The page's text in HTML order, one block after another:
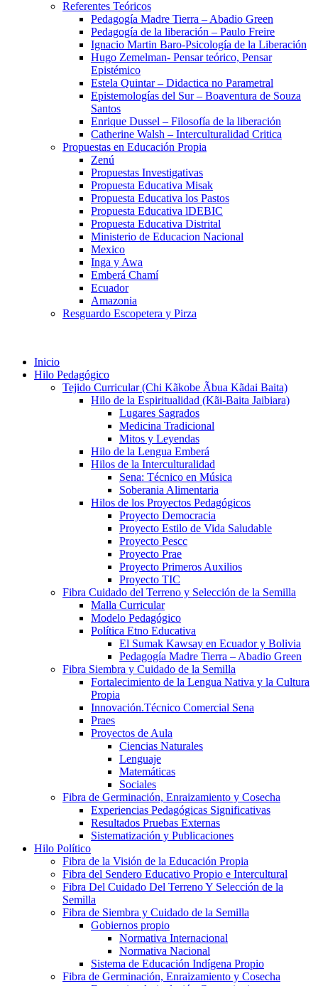
Referentes Teóricos
Pedagogía Madre Tierra – Abadio Green
Pedagogía de la liberación – Paulo Freire
Ignacio Martin Baro-Psicología de la Liberación
Hugo Zemelman- Pensar teórico, Pensar
Epistémico
Estela Quintar – Didactica no Parametral
Epistemologías del Sur – Boaventura de Souza
Santos
Enrique Dussel – Filosofía de la liberación
Catherine Walsh – Interculturalidad Critica
Propuestas en Educación Propia
Zenú
Propuestas Investigativas
Propuesta Educativa Misak
Propuesta Educativa los Pastos
Propuesta Educativa lDEBIC
Propuesta Educativa Distrital
Ministerio de Educacion Nacional
Mexico
Inga y Awa
Emberá Chamí
Ecuador
Amazonia
Resguardo Escopetera y Pirza
Inicio
Hilo Pedagógico
Tejido Curricular (Chi Kãkobe Ãbua Kãdai Baita)
Hilo de la Espiritualidad (Kãi-Baita Jaibiara)
Lugares Sagrados
Medicina Tradicional
Mitos y Leyendas
Hilo de la Lengua Emberá
Hilos de la Interculturalidad
Sena: Técnico en Música
Soberania Alimentaria
Hilos de los Proyectos Pedagógicos
Proyecto Democracia
Proyecto Estilo de Vida Saludable
Proyecto Pescc
Proyecto Prae
Proyecto Primeros Auxilios
Proyecto TIC
Fibra Cuidado del Terreno y Selección de la Semilla
Malla Curricular
Modelo Pedagógico
Política Etno Educativa
El Sumak Kawsay en Ecuador y Bolivia
Pedagogía Madre Tierra – Abadio Green
Fibra Siembra y Cuidado de la Semilla
Fortalecimiento de la Lengua Nativa y la Cultura
Propia
Innovación.Técnico Comercial Sena
Praes
Proyectos de Aula
Ciencias Naturales
Lenguaje
Matemáticas
Sociales
Fibra de Germinación, Enraizamiento y Cosecha
Experiencias Pedagógicas Significativas
Resultados Pruebas Externas
Sistematización y Publicaciones
Hilo Político
Fibra de la Visión de la Educación Propia
Fibra del Sendero Educativo Propio e Intercultural
Fibra Del Cuidado Del Terreno Y Selección de la
Semilla
Fibra de Siembra y Cuidado de la Semilla
Gobiernos propio
Normativa Internacional
Normativa Nacional
Sistema de Educación Indígena Propio
Fibra de Germinación, Enraizamiento y Cosecha